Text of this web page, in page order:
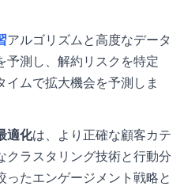
アルゴリズムと高度なデータ
予測し、解約リスクを特定
イムで拡大機会を予測しま
適化は、より正確な顧客カテ
クラスタリング技術と行動分
たエンゲージメント戦略と